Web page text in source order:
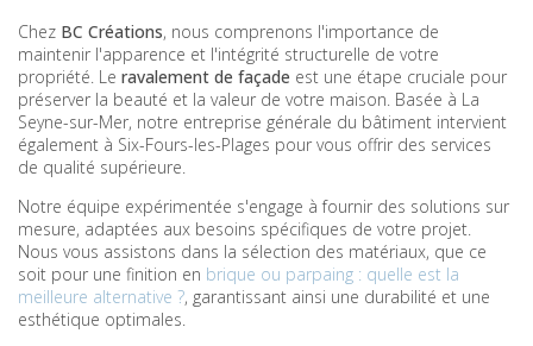
Chez BC Créations, nous comprenons l'importance de
maintenir l'apparence et l'intégrité structurelle de votre
propriété. Le ravalement de façade est une étape cruciale pour
préserver la beauté et la valeur de votre maison. Basée à La
Seyne-sur-Mer, notre entreprise générale du bâtiment intervient
également à Six-Fours-les-Plages pour vous offrir des services
de qualité supérieure.
Notre équipe expérimentée s'engage à fournir des solutions sur
mesure, adaptées aux besoins spécifiques de votre projet.
Nous vous assistons dans la sélection des matériaux, que ce
soit pour une finition en brique ou parpaing : quelle est la
meilleure alternative ?, garantissant ainsi une durabilité et une
esthétique optimales.